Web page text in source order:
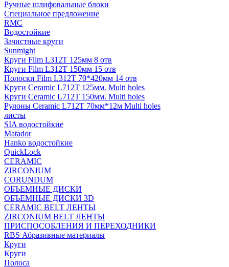
Ручные шлифовальные блоки
Специальное предложение
RMC
Водостойкие
Зачистные круги
Sunmight
Круги Film L312T 125мм 8 отв
Круги Film L312T 150мм 15 отв
Полоски Film L312T 70*420мм 14 отв
Круги Ceramic L712T 125мм. Multi holes
Круги Ceramic L712T 150мм. Multi holes
Рулоны Ceramic L712T 70мм*12м Multi holes
листы
SIA водостойкие
Matador
Hanko водостойкие
QuickLock
CERAMIC
ZIRCONIUM
СORUNDUM
ОБЪЕМНЫЕ ДИСКИ
ОБЪЕМНЫЕ ДИСКИ 3D
CERAMIC BELT ЛЕНТЫ
ZIRCONIUM BELT ЛЕНТЫ
ПРИСПОСОБЛЕНИЯ И ПЕРЕХОДНИКИ
RBS Абразивные материалы
Круги
Круги
Полоса